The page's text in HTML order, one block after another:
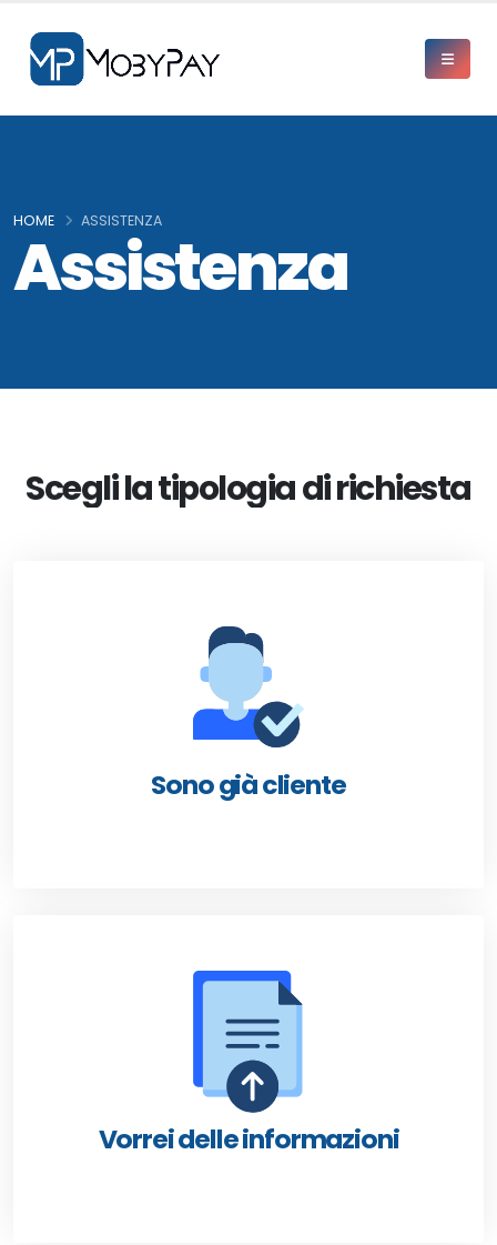
Assistenza
HOME ASSISTENZA
Scegli la tipologia di richiesta
Sono già cliente
Vorrei delle informazioni